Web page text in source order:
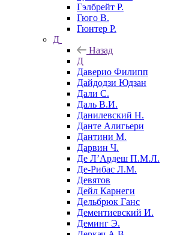
Гэлбрейт Р.
Гюго В.
Гюнтер Р.
Д
Назад
Д
Даверио Филипп
Дайдодзи Юдзан
Дали С.
Даль В.И.
Данилевский Н.
Данте Алигьери
Дантини М.
Дарвин Ч.
Де Л’Ардеш П.М.Л.
Де-Рибас Л.М.
Девятов
Дейл Карнеги
Дельбрюк Ганс
Дементиевский И.
Деминг Э.